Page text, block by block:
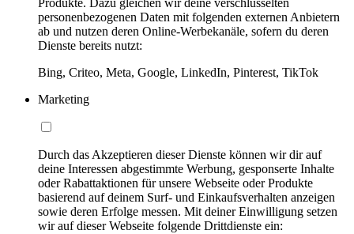
Produkte. Dazu gleichen wir deine verschlüsselten
personenbezogenen Daten mit folgenden externen Anbietern
ab und nutzen deren Online-Werbekanäle, sofern du deren
Dienste bereits nutzt:
Bing, Criteo, Meta, Google, LinkedIn, Pinterest, TikTok
Marketing
Durch das Akzeptieren dieser Dienste können wir dir auf
deine Interessen abgestimmte Werbung, gesponserte Inhalte
oder Rabattaktionen für unsere Webseite oder Produkte
basierend auf deinem Surf- und Einkaufsverhalten anzeigen
sowie deren Erfolge messen. Mit deiner Einwilligung setzen
wir auf dieser Webseite folgende Drittdienste ein: